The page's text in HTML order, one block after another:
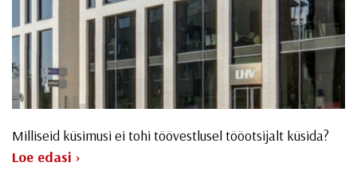
Milliseid küsimusi ei tohi töövestlusel tööotsijalt küsida?
Loe edasi ›